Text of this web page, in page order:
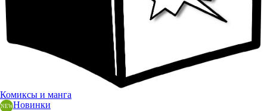
Комиксы и манга
Новинки